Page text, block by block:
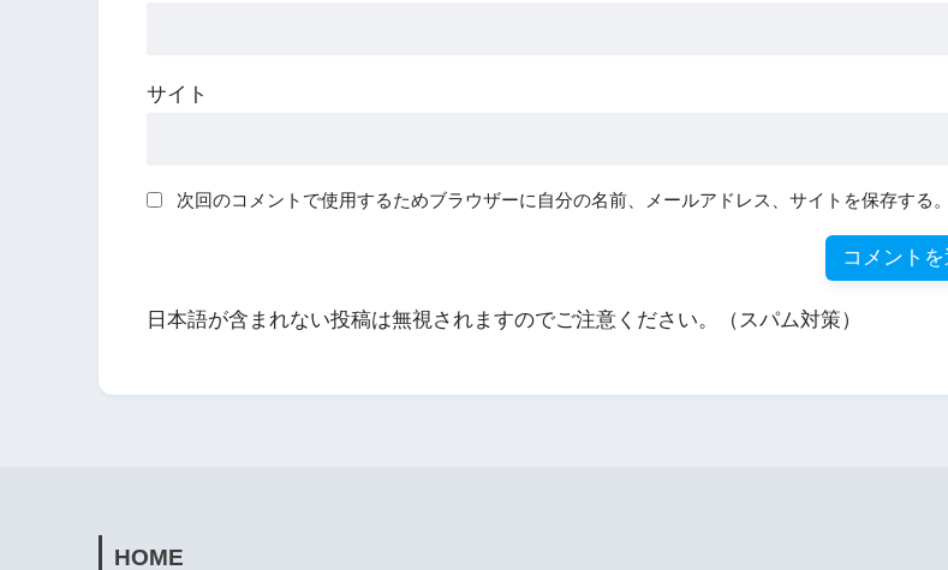
サイト
次回のコメントで使用するためブラウザーに自分の名前、メールアドレス、サイトを保存する。
日本語が含まれない投稿は無視されますのでご注意ください。（スパム対策）
HOME